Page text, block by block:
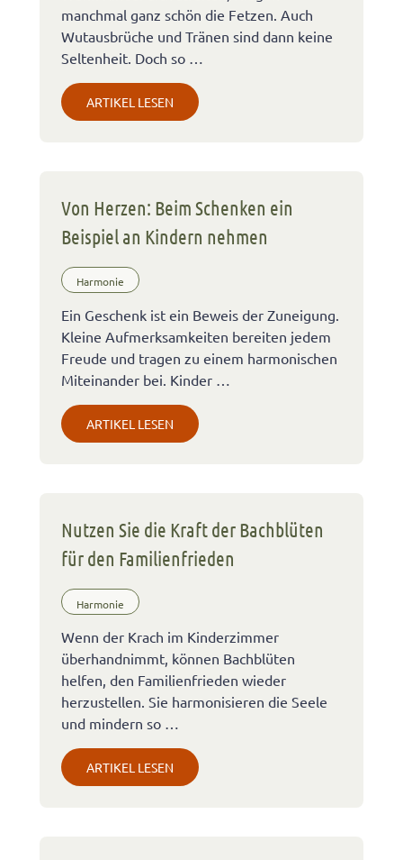
manchmal ganz schön die Fetzen. Auch
Wutausbrüche und Tränen sind dann keine
Seltenheit. Doch so …
ARTIKEL LESEN
Von Herzen: Beim Schenken ein
Beispiel an Kindern nehmen
Harmonie
Ein Geschenk ist ein Beweis der Zuneigung.
Kleine Aufmerksamkeiten bereiten jedem
Freude und tragen zu einem harmonischen
Miteinander bei. Kinder …
ARTIKEL LESEN
Nutzen Sie die Kraft der Bachblüten
für den Familienfrieden
Harmonie
Wenn der Krach im Kinderzimmer
überhandnimmt, können Bachblüten
helfen, den Familienfrieden wieder
herzustellen. Sie harmonisieren die Seele
und mindern so …
ARTIKEL LESEN